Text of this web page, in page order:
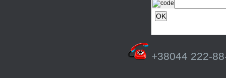
+38044 222-